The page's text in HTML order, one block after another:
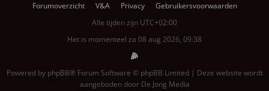
Forumoverzicht V&A Privacy
Gebruikersvoorwaarden
Alle tijden zijn UTC+02:00
Het is momenteel za 08 aug 2026, 09:38
Powered by phpBB® Forum Software © phpBB Limited | Deze website wordt
aangeboden door De Jong Media